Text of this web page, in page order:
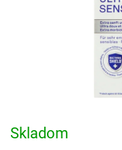
Skladom